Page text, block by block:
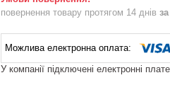
повернення товару протягом 14 днів
У компанії підключені електронні